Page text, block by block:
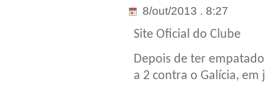
8/out/2013 . 8:27
Site Oficial do Clube
Depois de ter
a 2 contra o Galícia, em